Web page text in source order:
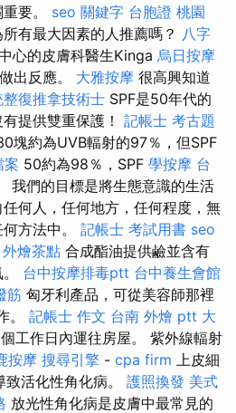
要。 seo 關鍵字 台胞證 桃園
有最大因素的人推薦嗎？ 八字
心的皮膚科醫生Kinga 烏日按摩
出反應。 大雅按摩 很高興知道
整復推拿技術士 SPF是50年代的
提供雙重保護！ 記帳士 考古題
塊約為UVB輻射的97％，但SPF
案 50約為98％，SPF 學按摩 台
我們的目標是將生態意識的生活
何人，任何地方，任何程度，無
方法中。 記帳士 考試用書 seo
外燴茶點 合成酯油提供鹼並含有
台中按摩排毒ptt 台中養生會館
筋 匈牙利產品，可從美容師那裡
。 記帳士 作文 台南 外燴 ptt 大
工作日內運往房屋。 紫外線輻射
按摩 搜尋引擎 - cpa firm 上皮細
活化性角化病。 護照換發 美式
放光性角化病是皮膚中最常見的